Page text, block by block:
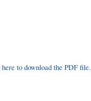
to download the PDF file.